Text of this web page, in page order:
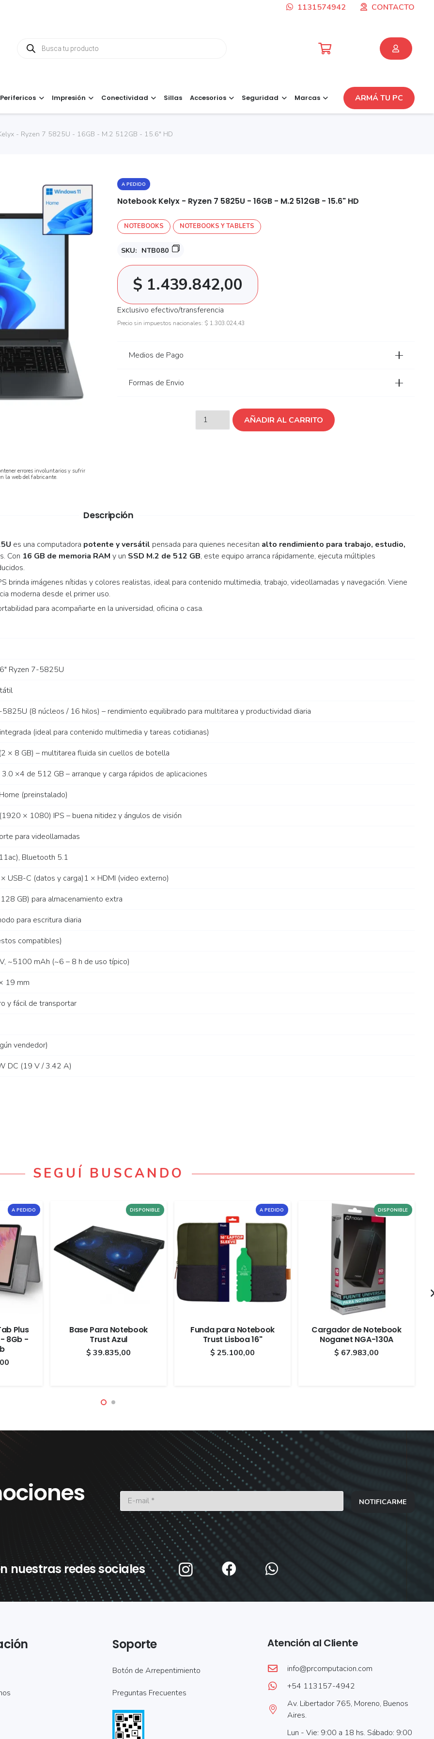
1131574942 CONTACTO
Búsqueda
de
Perifericos Impresión Conectividad Sillas Accesorios Seguridad Marcas ARMÁ TU PC
- Ryzen 7 5825U - 16GB - M.2 512GB - 15.6" HD
errores involuntarios y sufrir
la web del fabricante.
A PEDIDO
Notebook Kelyx - Ryzen 7 5825U - 16GB - M.2 512GB - 15.6" HD
NOTEBOOKS NOTEBOOKS Y TABLETS
SKU: NTB080
$ 1.439.842,00
Exclusivo efectivo/transferencia
Precio sin impuestos nacionales: $ 1.303.024,43
Medios de Pago
Formas de Envio
AÑADIR AL CARRITO
Descripción
es una computadora potente y versátil pensada para quienes necesitan alto rendimiento para trabajo, estudio,
Con 16 GB de memoria RAM y un SSD M.2 de 512 GB, este equipo arranca rápidamente, ejecuta múltiples
brinda imágenes nítidas y colores realistas, ideal para contenido multimedia, trabajo, videollamadas y navegación. Viene
moderna desde el primer uso.
para acompañarte en la universidad, oficina o casa.
Ryzen 7-5825U
(8 núcleos / 16 hilos) – rendimiento equilibrado para multitarea y productividad diaria
(ideal para contenido multimedia y tareas cotidianas)
× 8 GB) – multitarea fluida sin cuellos de botella
3.0 ×4 de 512 GB – arranque y carga rápidos de aplicaciones
(preinstalado)
× 1080) IPS – buena nitidez y ángulos de visión
para videollamadas
Bluetooth 5.1
USB-C (datos y carga)1 × HDMI (video externo)
GB) para almacenamiento extra
para escritura diaria
compatibles)
~5100 mAh (~6 – 8 h de uso típico)
19 mm
y fácil de transportar
vendedor)
DC (19 V / 3.42 A)
SEGUÍ BUSCANDO
A PEDIDO
Plus
- 8Gb -
DISPONIBLE
Base Para Notebook
Trust Azul
$ 39.835,00
A PEDIDO
Funda para Notebook
Trust Lisboa 16"
$ 25.100,00
DISPONIBLE
Cargador de Notebook
Noganet NGA-130A
$ 67.983,00
NOTIFICARME
nuestras redes sociales
Soporte
Botón de Arrepentimiento
Preguntas Frecuentes
Atención al Cliente
info@prcomputacion.com
+54 113157-4942
Av. Libertador 765, Moreno, Buenos
Aires.
Lun - Vie: 9:00 a 18 hs. Sábado: 9:00